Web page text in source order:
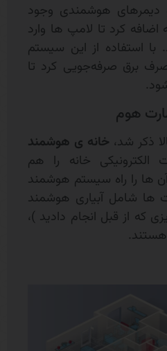
هوشمندی وجود
اضافه کرد تا لامپ ها وارد
با استفاده از این سیستم
برق صرفه‌جویی کرد تا
هوم
ذکر شد، خانه ی هوشمند
الکترونیکی خانه را هم
ها را راه سیستم هوشمند
شامل آبیاری هوشمند
که از قبل انجام دادید )،